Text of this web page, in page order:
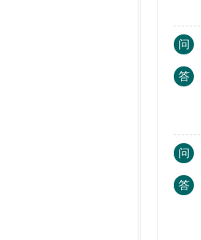
问
答
问
答